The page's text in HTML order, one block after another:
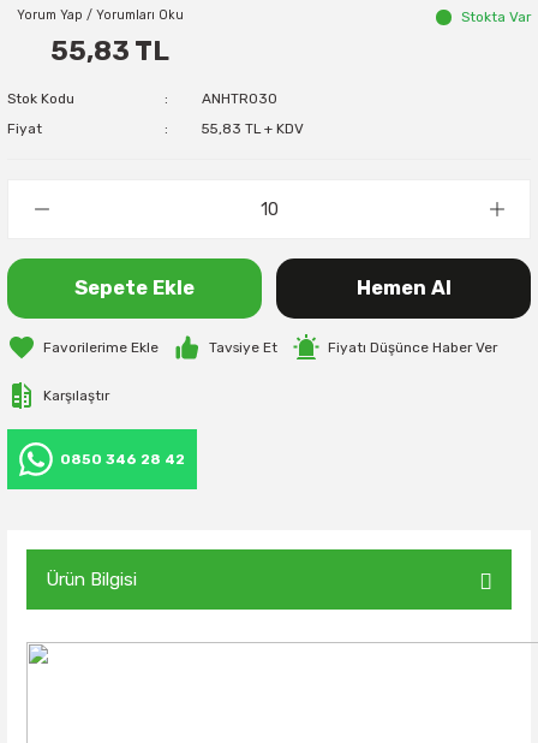
Yorum Yap / Yorumları Oku Stokta Var
55,83 TL
Stok Kodu
ANHTR030
Fiyat
55,83 TL + KDV
Sepete Ekle Hemen Al
Tavsiye Et Fiyatı Düşünce Haber Ver
Karşılaştır
0850 346 28 42
Ürün Bilgisi